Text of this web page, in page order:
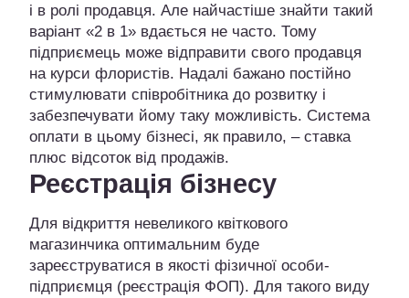
і в ролі продавця. Але найчастіше знайти такий
варіант «2 в 1» вдається не часто. Тому
підприємець може відправити свого продавця
на курси флористів. Надалі бажано постійно
стимулювати співробітника до розвитку і
забезпечувати йому таку можливість. Система
оплати в цьому бізнесі, як правило, – ставка
плюс відсоток від продажів.
Реєстрація бізнесу
Для відкриття невеликого квіткового
магазинчика оптимальним буде
зареєструватися в якості фізичної особи-
підприємця (реєстрація ФОП). Для такого виду